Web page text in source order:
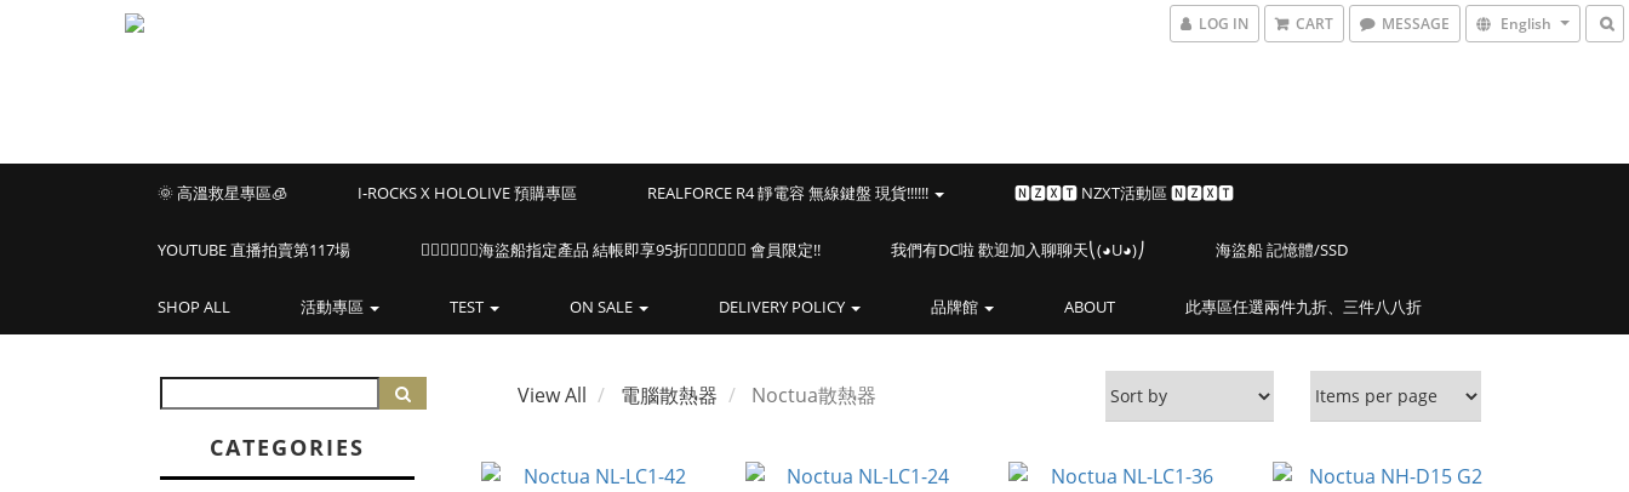
LOG IN CART MESSAGE English
🌞 高溫救星專區🧊 I-ROCKS X HOLOLIVE 預購專區 REALFORCE R4 靜電容 無線鍵盤 現貨!!!!!! 🅽🆉🆇🆃 NZXT活動區 🅽🆉🆇🆃
YOUTUBE 直播拍賣第117場 🏴‍☠️🏴‍☠️🏴‍☠️海盜船指定產品 結帳即享95折🏴‍☠️🏴‍☠️🏴‍☠️ 會員限定!! 我們有DC啦 歡迎加入聊聊天⎝(◕U◕)⎠ 海盜船 記憶體/SSD
SHOP ALL 活動專區 TEST ON SALE DELIVERY POLICY 品牌館 ABOUT 此專區任選兩件九折、三件八八折
CATEGORIES
View All 電腦散熱器 Noctua散熱器